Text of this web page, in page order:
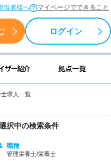
当者様へ マイページでできること
ログイン
キャリアアドバイザー紹介
求人一覧
択中の検索条件
職種
管理栄養士/栄養士